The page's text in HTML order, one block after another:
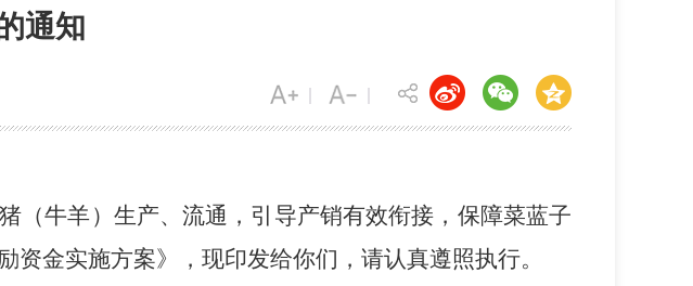
通知
（牛羊）生产、流通，引导产销有效衔接， 保障菜蓝子
资金实施方案》，现印发给你们，请认真遵照执行。